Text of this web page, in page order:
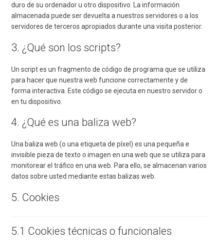
duro de su ordenador u otro dispositivo. La información
almacenada puede ser devuelta a nuestros servidores o a los
servidores de terceros apropiados durante una visita posterior.
3. ¿Qué son los scripts?
Un script es un fragmento de código de programa que se utiliza
para hacer que nuestra web funcione correctamente y de
forma interactiva. Este código se ejecuta en nuestro servidor o
en tu dispositivo.
4. ¿Qué es una baliza web?
Una baliza web (o una etiqueta de píxel) es una pequeña e
invisible pieza de texto o imagen en una web que se utiliza para
monitorear el tráfico en una web. Para ello, se almacenan varios
datos sobre usted mediante estas balizas web.
5. Cookies
5.1 Cookies técnicas o funcionales